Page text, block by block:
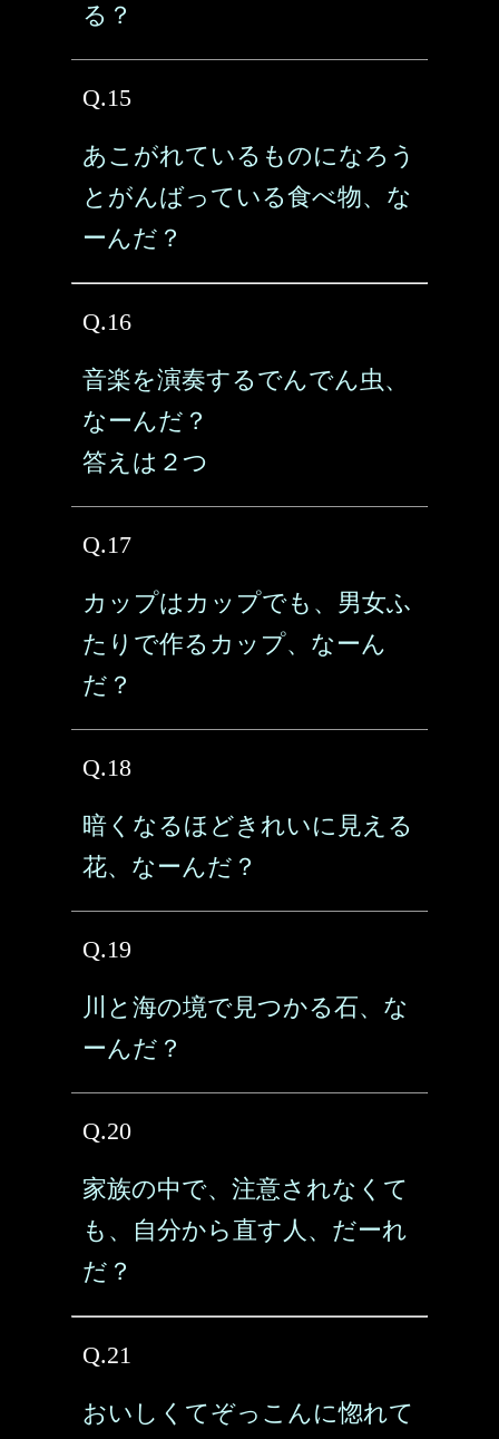
る？
Q.15
あこがれているものになろう
とがんばっている食べ物、な
ーんだ？
Q.16
音楽を演奏するでんでん虫、
なーんだ？
答えは２つ
Q.17
カップはカップでも、男女ふ
たりで作るカップ、なーん
だ？
Q.18
暗くなるほどきれいに見える
花、なーんだ？
Q.19
川と海の境で見つかる石、な
ーんだ？
Q.20
家族の中で、注意されなくて
も、自分から直す人、だーれ
だ？
Q.21
おいしくてぞっこんに惚れて